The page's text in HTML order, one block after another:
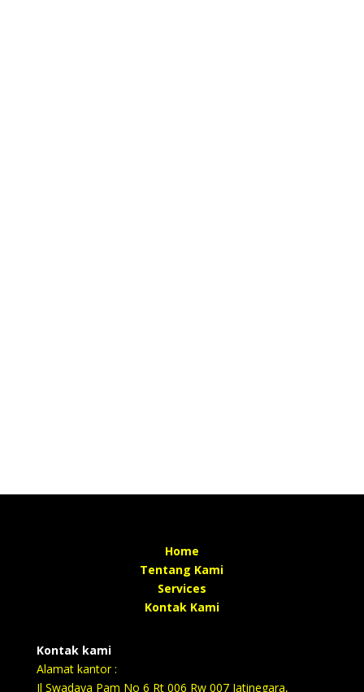
Home
Tentang Kami
Services
Kontak Kami
Kontak kami
Alamat kantor :
Jl Swadaya Pam No 6 Rt 006 Rw 007 Jatinegara,